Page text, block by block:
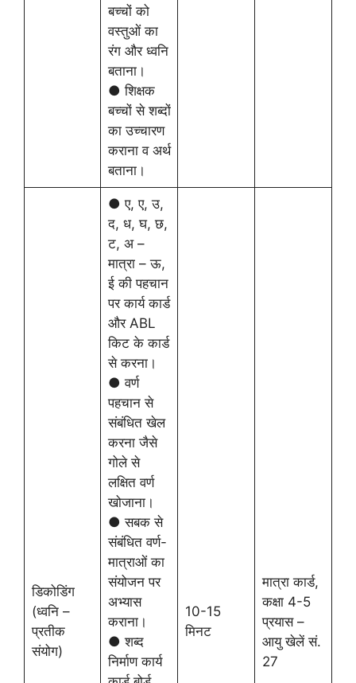
बच्चों को
वस्तुओं का
रंग और ध्वनि
बताना।
● शिक्षक
बच्चों से शब्दों
का उच्चारण
कराना व अर्थ
बताना।
डिकोडिंग
(ध्वनि –
प्रतीक
संयोग)
● ए, ए, उ,
द, ध, घ, छ,
ट, अ –
मात्रा – ऊ,
ई की पहचान
पर कार्य कार्ड
और ABL
किट के कार्ड
से करना।
● वर्ण
पहचान से
संबंधित खेल
करना जैसे
गोले से
लक्षित वर्ण
खोजाना।
● सबक से
संबंधित वर्ण-
मात्राओं का
संयोजन पर
अभ्यास
कराना।
● शब्द
निर्माण कार्य
10-15
मिनट
मात्रा कार्ड,
कक्षा 4-5
प्रयास –
आयु खेलें सं.
27